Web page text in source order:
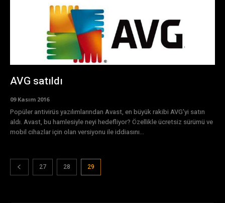
AVG satıldı
09 Kasım 2016
Popüler antivirüs yazılımlarından Avast, en büyük rakibi AVG'yi satın
aldı. Avast, bu hamlesiyle neyi hedefliyor? Özellikle ücretsiz sürümü ve
mobil cihazlar için olan versiyonu ile iddiasını...
27 28 29